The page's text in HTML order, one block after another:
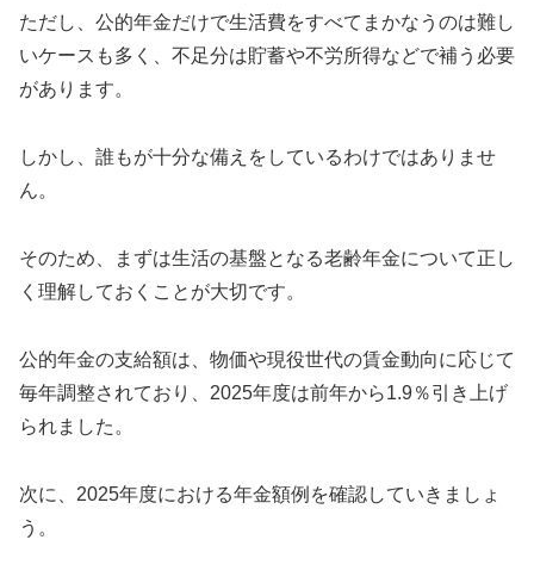
ただし、公的年金だけで生活費をすべてまかなうのは難し
いケースも多く、不足分は貯蓄や不労所得などで補う必要
があります。
しかし、誰もが十分な備えをしているわけではありませ
ん。
そのため、まずは生活の基盤となる老齢年金について正し
く理解しておくことが大切です。
公的年金の支給額は、物価や現役世代の賃金動向に応じて
毎年調整されており、2025年度は前年から1.9％引き上げ
られました。
次に、2025年度における年金額例を確認していきましょ
う。